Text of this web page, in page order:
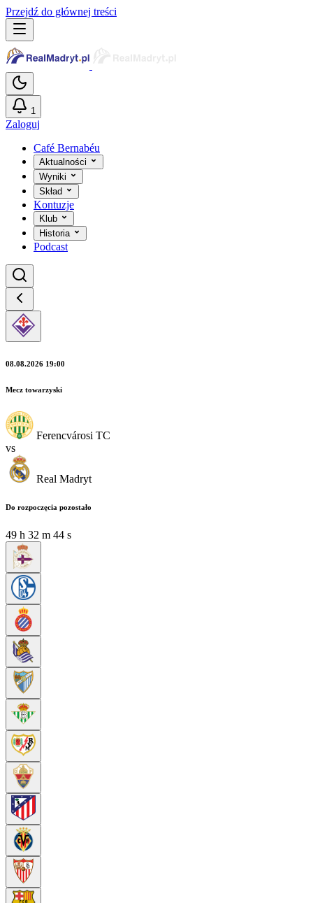
Przejdź do głównej treści
1
Zaloguj
Café Bernabéu
Aktualności
Wyniki
Skład
Kontuzje
Klub
Historia
Podcast
08.08.2026 19:00
Mecz towarzyski
Ferencvárosi TC
vs
Real Madryt
Do rozpoczęcia pozostało
49 h 32 m 44 s